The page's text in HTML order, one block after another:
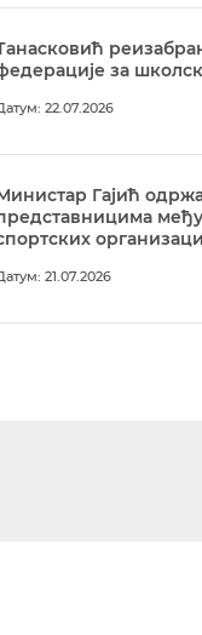
за
22.07.2026
Гајић
21.07.2026